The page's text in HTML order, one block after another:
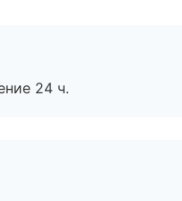
24 ч.